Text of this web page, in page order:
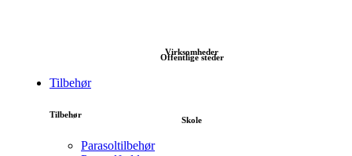
Virksomheder
Tilbehør
Tilbehør
Parasoltilbehør
Offentlige steder
Skole